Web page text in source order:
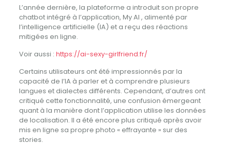
L’année dernière, la plateforme a introduit son propre
chatbot intégré à l’application, My AI , alimenté par
l’intelligence artificielle (IA) et a reçu des réactions
mitigées en ligne.
Voir aussi : https://ai-sexy-girlfriend.fr/
Certains utilisateurs ont été impressionnés par la
capacité de l’IA à parler et à comprendre plusieurs
langues et dialectes différents. Cependant, d’autres ont
critiqué cette fonctionnalité, une confusion émergeant
quant à la manière dont l’application utilise les données
de localisation. Il a été encore plus critiqué après avoir
mis en ligne sa propre photo « effrayante » sur des
stories.